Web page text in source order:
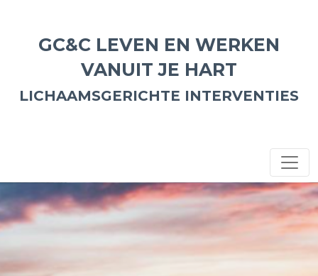
GC&C LEVEN EN WERKEN
VANUIT JE HART
LICHAAMSGERICHTE INTERVENTIES